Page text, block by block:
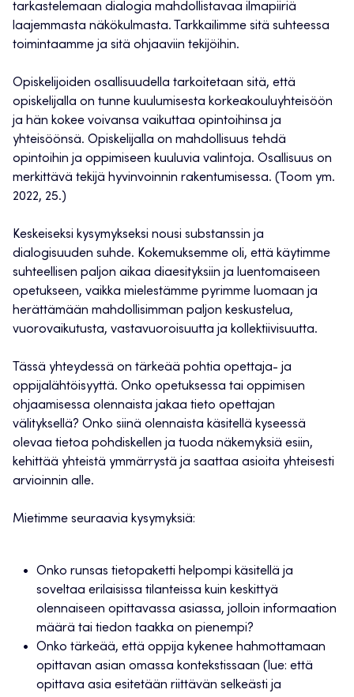
tarkastelemaan dialogia mahdollistavaa ilmapiiriä
laajemmasta näkökulmasta. Tarkkailimme sitä suhteessa
toimintaamme ja sitä ohjaaviin tekijöihin.
Opiskelijoiden osallisuudella tarkoitetaan sitä, että
opiskelijalla on tunne kuulumisesta korkeakouluyhteisöön
ja hän kokee voivansa vaikuttaa opintoihinsa ja
yhteisöönsä. Opiskelijalla on mahdollisuus tehdä
opintoihin ja oppimiseen kuuluvia valintoja. Osallisuus on
merkittävä tekijä hyvinvoinnin rakentumisessa. (Toom ym.
2022, 25.)
Keskeiseksi kysymykseksi nousi substanssin ja
dialogisuuden suhde. Kokemuksemme oli, että käytimme
suhteellisen paljon aikaa diaesityksiin ja luentomaiseen
opetukseen, vaikka mielestämme pyrimme luomaan ja
herättämään mahdollisimman paljon keskustelua,
vuorovaikutusta, vastavuoroisuutta ja kollektiivisuutta.
Tässä yhteydessä on tärkeää pohtia opettaja- ja
oppijalähtöisyyttä. Onko opetuksessa tai oppimisen
ohjaamisessa olennaista jakaa tieto opettajan
välityksellä? Onko siinä olennaista käsitellä kyseessä
olevaa tietoa pohdiskellen ja tuoda näkemyksiä esiin,
kehittää yhteistä ymmärrystä ja saattaa asioita yhteisesti
arvioinnin alle.
Mietimme seuraavia kysymyksiä:
Onko runsas tietopaketti helpompi käsitellä ja
soveltaa erilaisissa tilanteissa kuin keskittyä
olennaiseen opittavassa asiassa, jolloin informaation
määrä tai tiedon taakka on pienempi?
Onko tärkeää, että oppija kykenee hahmottamaan
opittavan asian omassa kontekstissaan (lue: että
opittava asia esitetään riittävän selkeästi ja